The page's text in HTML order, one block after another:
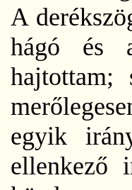
A
hágó és
hajtottam;
egyik
ellenkező